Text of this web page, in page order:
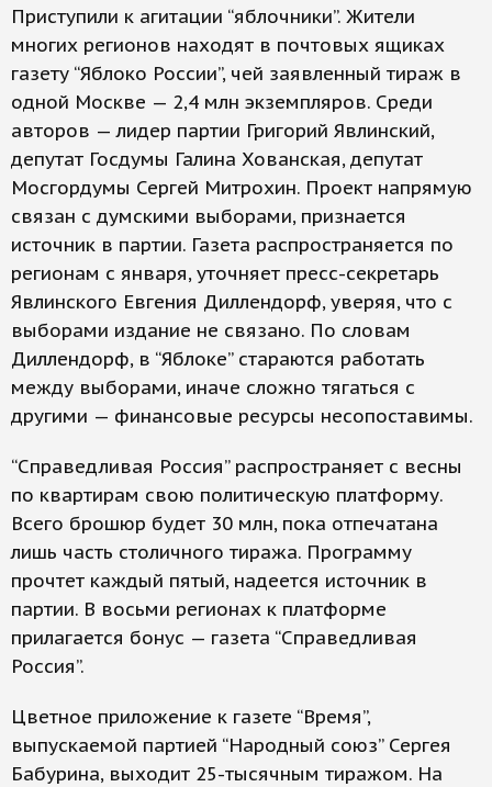
Приступили к агитации “яблочники”. Жители
многих регионов находят в почтовых ящиках
газету “Яблоко России”, чей заявленный тираж в
одной Москве — 2,4 млн экземпляров. Среди
авторов — лидер партии Григорий Явлинский,
депутат Госдумы Галина Хованская, депутат
Мосгордумы Сергей Митрохин. Проект напрямую
связан с думскими выборами, признается
источник в партии. Газета распространяется по
регионам с января, уточняет пресс-секретарь
Явлинского Евгения Диллендорф, уверяя, что с
выборами издание не связано. По словам
Диллендорф, в “Яблоке” стараются работать
между выборами, иначе сложно тягаться с
другими — финансовые ресурсы несопоставимы.
“Справедливая Россия” распространяет с весны
по квартирам свою политическую платформу.
Всего брошюр будет 30 млн, пока отпечатана
лишь часть столичного тиража. Программу
прочтет каждый пятый, надеется источник в
партии. В восьми регионах к платформе
прилагается бонус — газета “Справедливая
Россия”.
Цветное приложение к газете “Время”,
выпускаемой партией “Народный союз” Сергея
Бабурина, выходит 25-тысячным тиражом. На